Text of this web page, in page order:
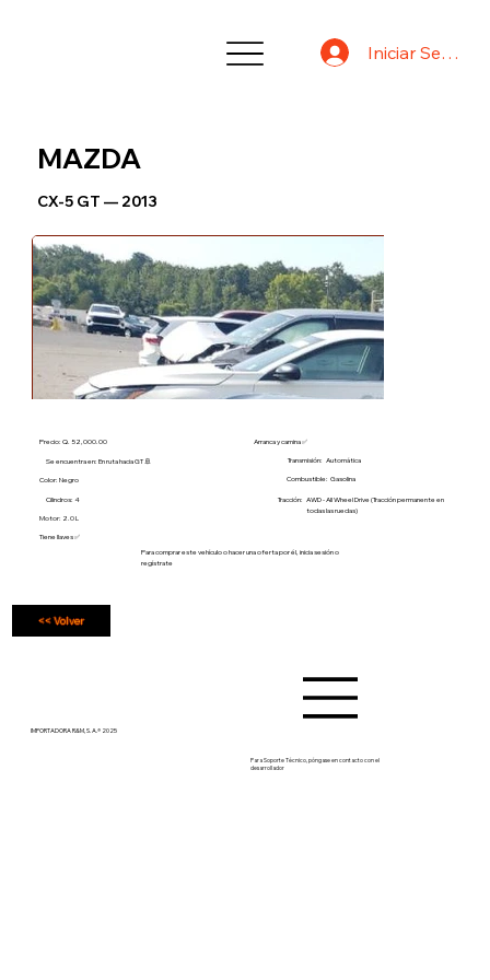
Iniciar Sesión
Color: Negro
Motor: 2.0 L
Transmisión:
Combustible:
Tracción:
Automática
AWD - All Wheel Drive (Tracción permanente en
todas las ruedas)
Gasolina
Tiene llaves ✅
Arranca y camina ✅
Precio: Q. 52,000.00
Se encuentra en: En ruta hacia GT 🚢
Cilindros: 4
<< Volver
Para comprar este vehículo o hacer una oferta por él, inicia sesión o
regístrate
MAZDA
CX-5 GT — 2013
IMPORTADORA R&M, S. A.® 2025
Para Soporte Técnico, póngase en contacto con el
desarrollador